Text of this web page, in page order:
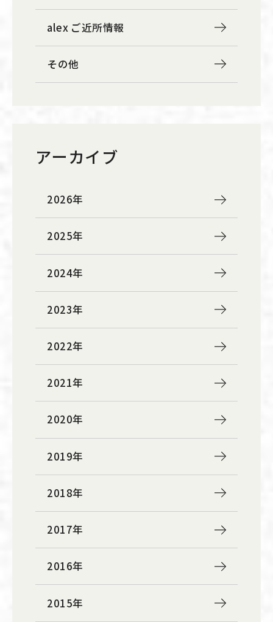
alex ご近所情報
その他
アーカイブ
2026年
2025年
2024年
2023年
2022年
2021年
2020年
2019年
2018年
2017年
2016年
2015年